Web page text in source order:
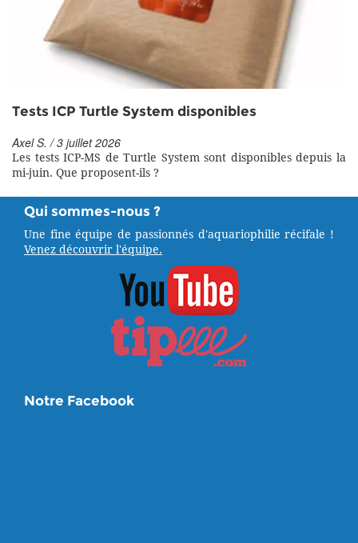
Tests ICP Turtle System disponibles
Axel S. / 3 juillet 2026
Les tests ICP-MS de Turtle System sont disponibles depuis la
mi-juin. Que proposent-ils ?
Qui sommes-nous ?
Une fine équipe de passionnés d'aquariophilie récifale !
Venez découvrir l'équipe.
Notre Facebook